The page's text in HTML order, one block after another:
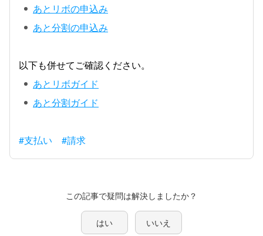
あとリボの申込み
あと分割の申込み
以下も併せてご確認ください。
あとリボガイド
あと分割ガイド
#支払い #請求
この記事で疑問は解決しましたか？
はい いいえ